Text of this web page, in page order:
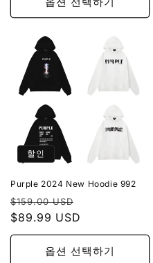
할인
Purple 2024 New Hoodie 992
정
가
$159.00 USD
가
$89.99 USD
옵션 선택하기